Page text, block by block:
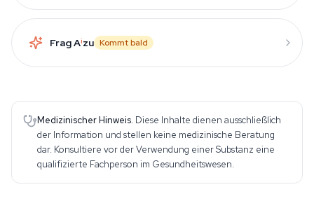
Frag Aizu Kommt bald
Medizinischer Hinweis. Diese Inhalte dienen ausschließlich
der Information und stellen keine medizinische Beratung
dar. Konsultiere vor der Verwendung einer Substanz eine
qualifizierte Fachperson im Gesundheitswesen.